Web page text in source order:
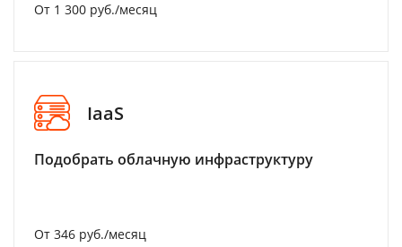
От 1 300 руб./месяц
IaaS
Подобрать облачную инфраструктуру
От 346 руб./месяц